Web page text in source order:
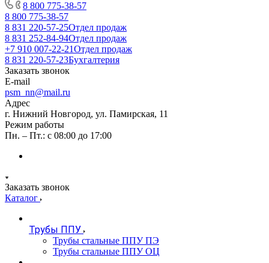
8 800 775-38-57
8 800 775-38-57
8 831 220-57-25Отдел продаж
8 831 252-84-94Отдел продаж
+7 910 007-22-21Отдел продаж
8 831 220-57-23Бухгалтерия
Заказать звонок
E-mail
psm_nn@mail.ru
Адрес
г. Нижний Новгород, ул. Памирская, 11
Режим работы
Пн. – Пт.: с 08:00 до 17:00
Заказать звонок
Каталог
Трубы ППУ
Трубы стальные ППУ ПЭ
Трубы стальные ППУ ОЦ